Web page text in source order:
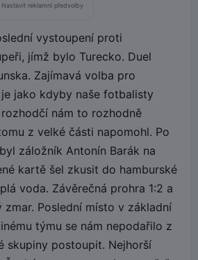
Nastavit reklamní předvolby
vystoupení proti
jímž bylo Turecko. Duel
Zajímavá volba pro
jako kdyby naše fotbalisty
nám to rozhodně
z velké části napomohl. Po
záložník Antonín Barák na
kartě šel zkusit do hamburské
voda. Závěrečná prohra 1:2 a
Poslední místo v základní
týmu se nám nepodařilo z
skupiny postoupit. Nejhorší